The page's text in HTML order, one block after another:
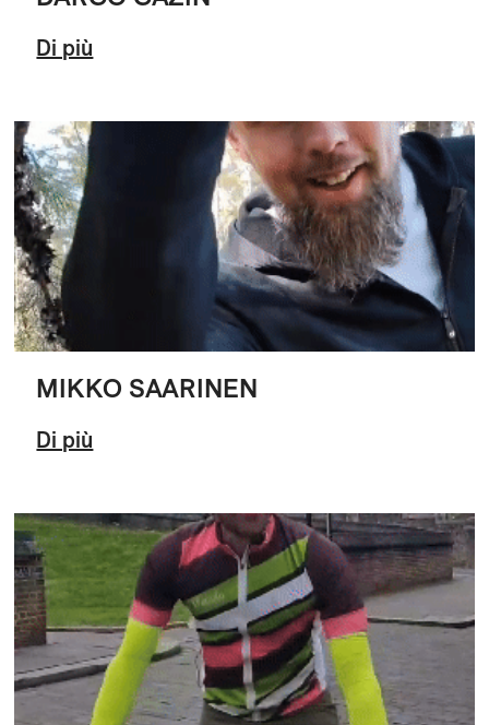
Di più
MIKKO SAARINEN
Di più